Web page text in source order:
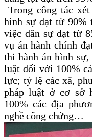
Trong công tác
hình sự đạt từ 90%
việc dân sự đạt từ
vụ án hành chính
thi hành án hình sự,
luật đối với 100%
lực; tỷ lệ các xã,
pháp luật ở cơ sở
100% các địa
nghề công chứng…